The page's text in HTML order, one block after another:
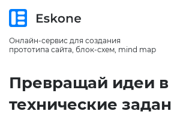
Онлайн-сервис для создания
прототипа сайта, блок-схем, mind map
Превращай идеи
технические